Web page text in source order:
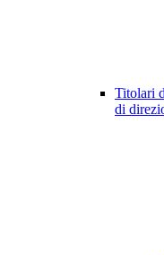
Titolari
di